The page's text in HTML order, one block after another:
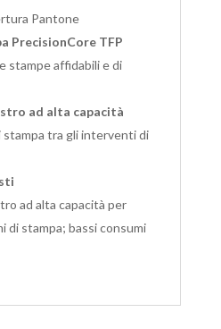
Pantone
PrecisionCore TFP
stampe affidabili e di
ad alta capacità
stampa tra gli interventi di
ad alta capacità per
di stampa; bassi consumi